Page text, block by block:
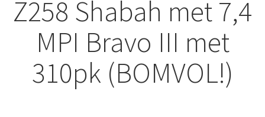
Z258 Shabah met 7,4
MPI Bravo III met
310pk (BOMVOL!)